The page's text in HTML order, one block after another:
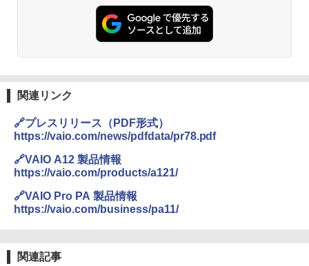
関連リンク
🔗プレスリリース（PDF形式）
https://vaio.com/news/pdfdata/pr78.pdf
🔗VAIO A12 製品情報
https://vaio.com/products/a121/
🔗VAIO Pro PA 製品情報
https://vaio.com/business/pa11/
関連記事